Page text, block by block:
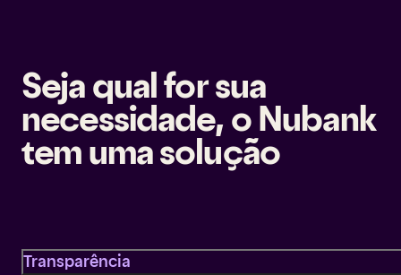
Seja qual for sua
necessidade, o Nubank
tem uma solução
Transparência